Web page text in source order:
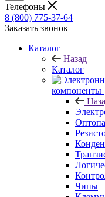
Телефоны
8 (800) 775-37-64
Заказать звонок
Каталог
Назад
Каталог
компоненты
Чипы